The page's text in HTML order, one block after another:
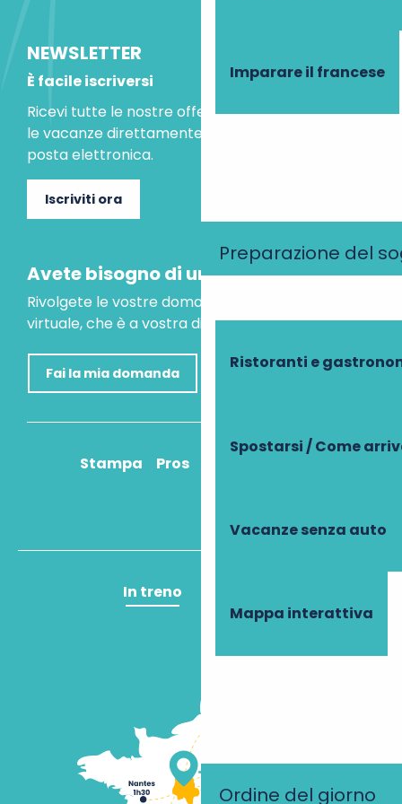
Imparare il francese
Preparazione del
Ristoranti e
Spostarsi / Come
Vacanze senza auto
Mappa interattiva
Ordine del giorno
NEWSLETTER
È facile iscriversi
Ricevi tutte le nostre offerte speciali e le idee per
le vacanze direttamente nella tua casella di
posta elettronica.
Iscriviti ora
Avete bisogno di un consiglio?
Rivolgete le vostre domande al nostro assistente
virtuale, che è a vostra disposizione per aiutarvi.
Fai la mia domanda
Stampa Pros
In treno